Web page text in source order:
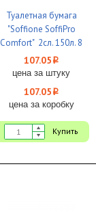
Туалетная бумага
"Soffione SoffiPro
Comfort" 2сл. 150л. 8
рул.бел 18м/рул 1/8
107.05 i
цена за штуку
107.05 i
цена за коробку
Купить